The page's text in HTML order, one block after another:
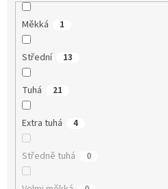
Měkká 1
Střední 13
Tuhá 21
Extra tuhá 4
Středně tuhá 0